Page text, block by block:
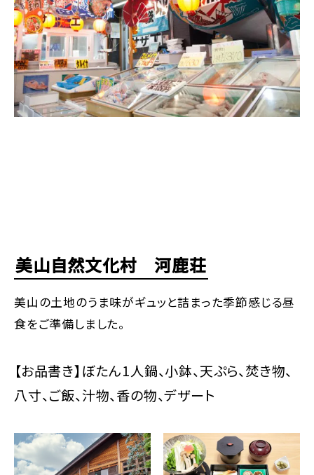
美山自然文化村 河鹿荘
美山の土地のうま味がギュッと詰まった季節感じる昼
食をご準備しました。
【お品書き】ぼたん1人鍋、小鉢、天ぷら、焚き物、
八寸、ご飯、汁物、香の物、デザート